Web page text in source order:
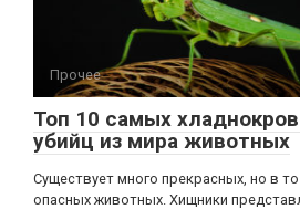
Прочее
Топ 10 самых
убийц из мира животных
Существует много прекрасных, но в
опасных животных. Хищники